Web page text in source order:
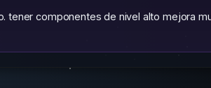
tener componentes de nivel alto mejora